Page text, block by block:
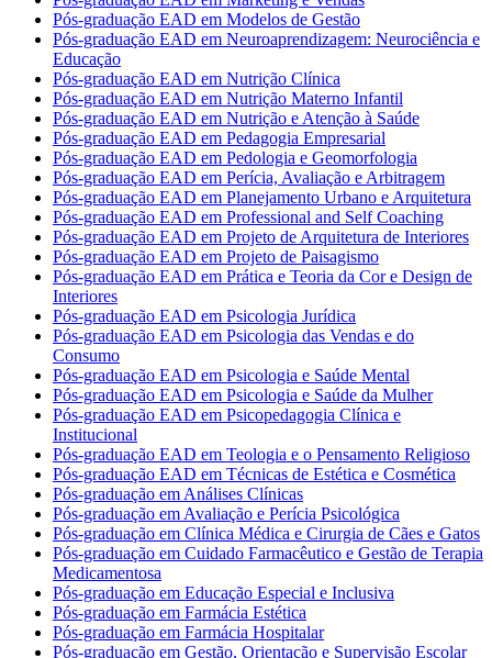
Pós-graduação EAD em Modelos de Gestão
Pós-graduação EAD em Neuroaprendizagem: Neurociência e
Educação
Pós-graduação EAD em Nutrição Clínica
Pós-graduação EAD em Nutrição Materno Infantil
Pós-graduação EAD em Nutrição e Atenção à Saúde
Pós-graduação EAD em Pedagogia Empresarial
Pós-graduação EAD em Pedologia e Geomorfologia
Pós-graduação EAD em Perícia, Avaliação e Arbitragem
Pós-graduação EAD em Planejamento Urbano e Arquitetura
Pós-graduação EAD em Professional and Self Coaching
Pós-graduação EAD em Projeto de Arquitetura de Interiores
Pós-graduação EAD em Projeto de Paisagismo
Pós-graduação EAD em Prática e Teoria da Cor e Design de
Interiores
Pós-graduação EAD em Psicologia Jurídica
Pós-graduação EAD em Psicologia das Vendas e do
Consumo
Pós-graduação EAD em Psicologia e Saúde Mental
Pós-graduação EAD em Psicologia e Saúde da Mulher
Pós-graduação EAD em Psicopedagogia Clínica e
Institucional
Pós-graduação EAD em Teologia e o Pensamento Religioso
Pós-graduação EAD em Técnicas de Estética e Cosmética
Pós-graduação em Análises Clínicas
Pós-graduação em Avaliação e Perícia Psicológica
Pós-graduação em Clínica Médica e Cirurgia de Cães e Gatos
Pós-graduação em Cuidado Farmacêutico e Gestão de Terapia
Medicamentosa
Pós-graduação em Educação Especial e Inclusiva
Pós-graduação em Farmácia Estética
Pós-graduação em Farmácia Hospitalar
Pós-graduação em Gestão, Orientação e Supervisão Escolar